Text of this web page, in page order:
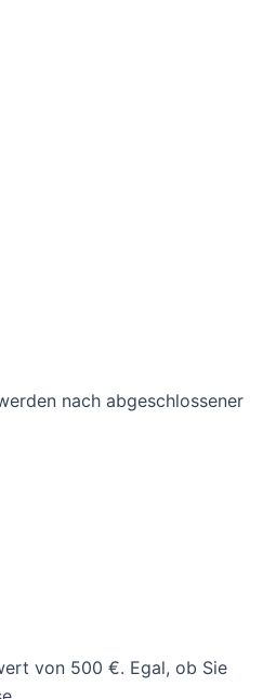
nach abgeschlossener
von 500 €. Egal, ob Sie